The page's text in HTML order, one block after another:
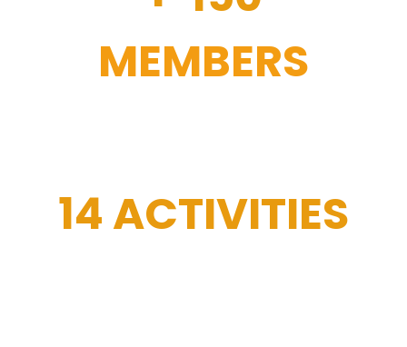
MEMBERS
14 ACTIVITIES